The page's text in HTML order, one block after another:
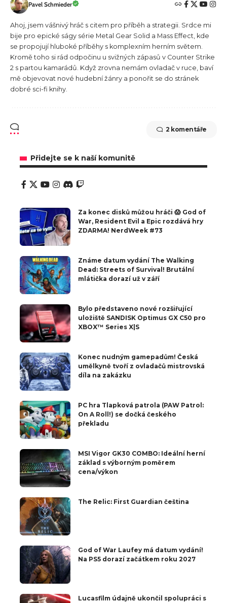
Pavel Schmieder
Ahoj, jsem vášnivý hráč s citem pro příběh a strategii. Srdce mi
bije pro epické ságy série Metal Gear Solid a Mass Effect, kde
se propojují hluboké příběhy s komplexním herním světem.
Kromě toho si rád odpočinu u svižných zápasů v Counter Strike
2 s partou kamarádů. Když zrovna nemám ovladač v ruce, baví
mě objevovat nové hudební žánry a ponořit se do stránek
dobré sci-fi knihy.
2 komentáře
Přidejte se k naší komunitě
Za konec disků můžou hráči 😱 God of
War, Resident Evil a Epic rozdává hry
ZDARMA! NerdWeek #73
Známe datum vydání The Walking
Dead: Streets of Survival! Brutální
mlátička dorazí už v září
Bylo představeno nové rozšiřující
uložiště SANDISK Optimus GX C50 pro
XBOX™ Series X|S
Konec nudným gamepadům! Česká
umělkyně tvoří z ovladačů mistrovská
díla na zakázku
PC hra Tlapková patrola (PAW Patrol:
On A Roll!) se dočká českého
překladu
MSI Vigor GK30 COMBO: Ideální herní
základ s výborným poměrem
cena/výkon
The Relic: First Guardian čeština
God of War Laufey má datum vydání!
Na PS5 dorazí začátkem roku 2027
Lucasfilm údajně ukončil spolupráci s